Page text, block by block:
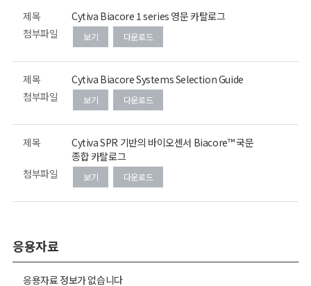
제목
Cytiva Biacore 1 series 영문 카탈로그
첨부파일
보기 다운로드
제목
Cytiva Biacore Systems Selection Guide
첨부파일
보기 다운로드
제목
Cytiva SPR 기반의 바이오센서 Biacore™ 국문
종합 카탈로그
첨부파일
보기 다운로드
응용자료
응용자료 정보가 없습니다